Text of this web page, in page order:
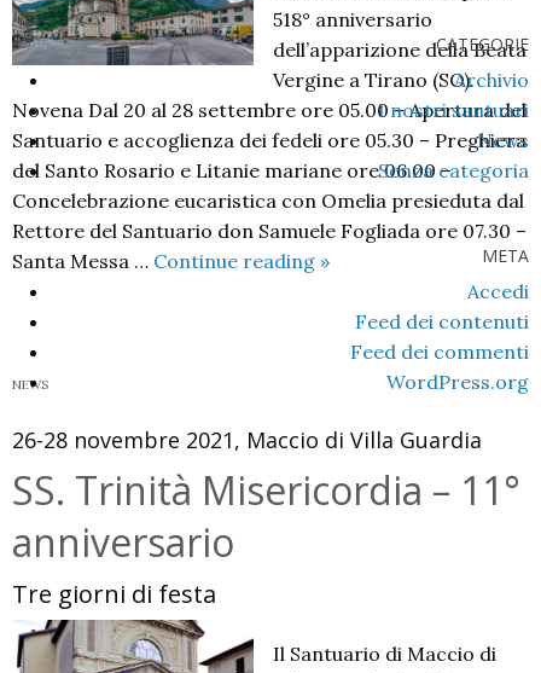
CATEGORIE
Archivio
I nostri santuari
News
Senza categoria
META
Accedi
Feed dei contenuti
Feed dei commenti
WordPress.org
518° anniversario
dell’apparizione della Beata
Vergine a Tirano (SO).
Novena Dal 20 al 28 settembre ore 05.00 – Apertura del
Santuario e accoglienza dei fedeli ore 05.30 – Preghiera
del Santo Rosario e Litanie mariane ore 06.00 –
Concelebrazione eucaristica con Omelia presieduta dal
Rettore del Santuario don Samuele Fogliada ore 07.30 –
Santa Messa … Continue reading Novena-
dell’Apparizione
2022
»
NEWS
26-28 novembre 2021, Maccio di Villa Guardia
SS. Trinità Misericordia – 11°
anniversario
Tre giorni di festa
Il Santuario di Maccio di